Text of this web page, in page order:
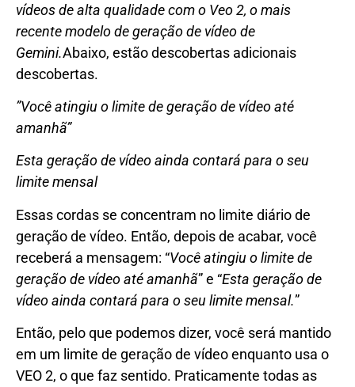
vídeos de alta qualidade com o Veo 2, o mais
recente modelo de geração de vídeo de
Gemini.Abaixo, estão descobertas adicionais
descobertas.
”Você atingiu o limite de geração de vídeo até
amanhã”
Esta geração de vídeo ainda contará para o seu
limite mensal
Essas cordas se concentram no limite diário de
geração de vídeo. Então, depois de acabar, você
receberá a mensagem: “Você atingiu o limite de
geração de vídeo até amanhã” e “Esta geração de
vídeo ainda contará para o seu limite mensal.”
Então, pelo que podemos dizer, você será mantido
em um limite de geração de vídeo enquanto usa o
VEO 2, o que faz sentido. Praticamente todas as